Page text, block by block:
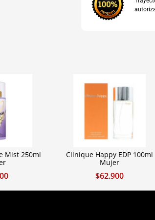
Mist 250ml
Clinique Happy EDP 100ml
Mujer
$62.900